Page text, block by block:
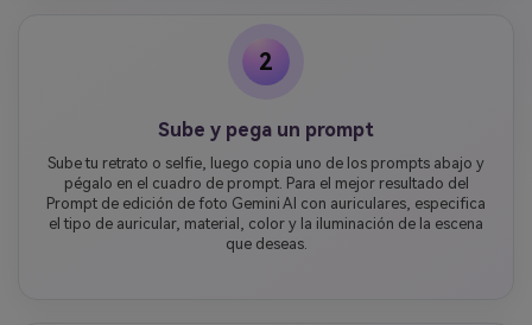
2
Sube y pega un prompt
Sube tu retrato o selfie, luego copia uno de los prompts abajo y
pégalo en el cuadro de prompt. Para el mejor resultado del
Prompt de edición de foto Gemini AI con auriculares, especifica
el tipo de auricular, material, color y la iluminación de la escena
que deseas.